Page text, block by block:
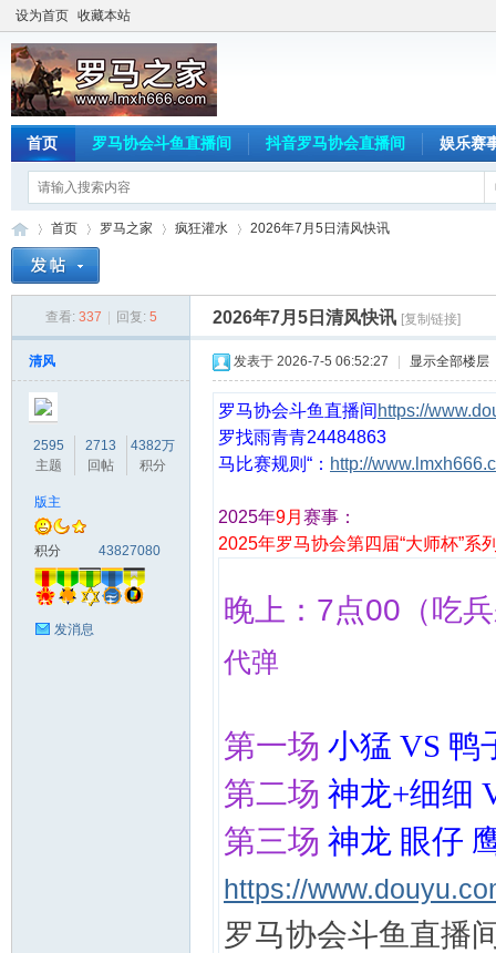
设为首页 收藏本站
首页 罗马协会斗鱼直播间 抖音罗马协会直播间 娱乐赛
首页
›
罗马之家
›
疯狂灌水
›
2026年7月5日清风快讯
查看: 337 回复: 5 2026年7月5日清风快讯 [复制链接]
清风
2595
主题
2713
回帖
4382万
积分
版主
积分 43827080
发消息
发表于 2026-7-5 06:52:27 显示全部楼层
罗马协会斗鱼直播间 https://
罗找雨青青24484863
马比赛规则“： http://
2025年9月 赛事：
2025年罗马协会第四届“大师杯”系
晚上： 7点00 （吃
代弹
第一场 小猛 VS 鸭
第二场 神龙+细细
第三场 神龙 眼仔
https://
罗马协会斗鱼直播